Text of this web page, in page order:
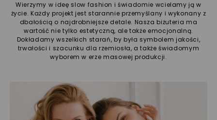
Wierzymy w ideę slow fashion i świadomie wcielamy ją w
życie. Każdy projekt jest starannie przemyślany i wykonany z
dbałością o najdrobniejsze detale. Nasza biżuteria ma
wartość nie tylko estetyczną, ale także emocjonalną.
Dokładamy wszelkich starań, by była symbolem jakości,
trwałości i szacunku dla rzemiosła, a także świadomym
wyborem w erze masowej produkcji.